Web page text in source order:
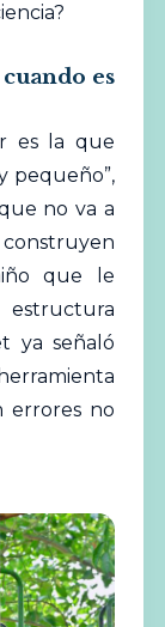
es
es la que
pequeño”,
no va a
construyen
que le
ya señaló
errores no